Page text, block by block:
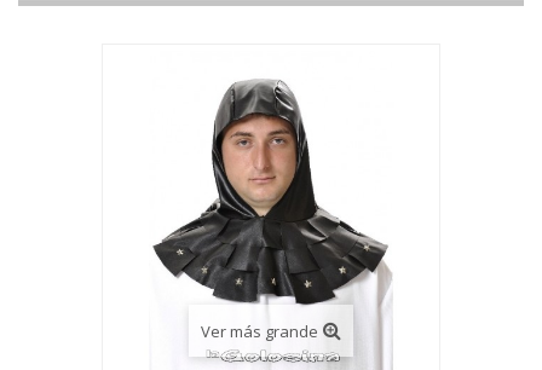
PELUCAS, GORROS, CARETAS
Ver más grande